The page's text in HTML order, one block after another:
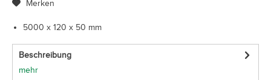
Merken
5000 x 120 x 50 mm
Beschreibung
mehr